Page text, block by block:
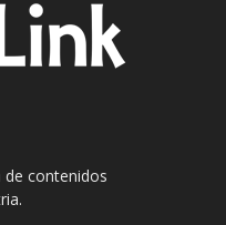
contenidos